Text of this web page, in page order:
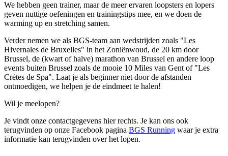
We hebben geen trainer, maar de meer ervaren loopsters en lopers
geven nuttige oefeningen en trainingstips mee, en we doen de
warming up en stretching samen.
Verder nemen we als BGS-team aan wedstrijden zoals "Les
Hivernales de Bruxelles" in het Zoniënwoud, de 20 km door
Brussel, de (kwart of halve) marathon van Brussel en andere loop
events buiten Brussel zoals de mooie 10 Miles van Gent of "Les
Crètes de Spa". Laat je als beginner niet door de afstanden
ontmoedigen, we helpen je de eindmeet te halen!
Wil je meelopen?
Je vindt onze contactgegevens hier rechts. Je kan ons ook
terugvinden op onze Facebook pagina BGS Running waar je extra
informatie kan terugvinden over het lopen.